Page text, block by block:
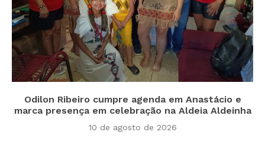
Odilon Ribeiro cumpre agenda em Anastácio e
marca presença em celebração na Aldeia Aldeinha
10 de agosto de 2026